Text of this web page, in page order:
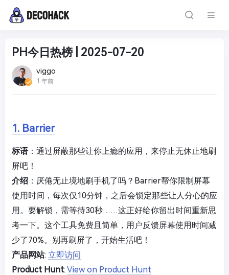
PH今日热榜 | 2025-07-20
viggo
1 年前
1. Barrier
标语：通过屏蔽那些让你上瘾的应用，来停止无休止地刷
屏吧！
介绍 ：厌倦无止境地刷手机了吗？Barrier帮你限制屏幕
使用时间，每次仅10分钟，之后会锁定那些让人分心的应
用。要解锁，需等待30秒……这正好给你留出时间重新思
考一下。这个工具免费且简单，用户反馈屏幕使用时间减
少了70%。别再刷屏了，开始生活吧！
产品网站: 立即访问
Product Hunt: View on Product Hunt